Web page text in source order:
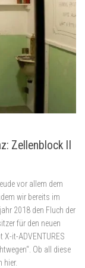
Zellenblock II
vor allem dem
wir bereits im
2018 den Fluch der
für den neuen
it-ADVENTURES
Ob all diese
hier.